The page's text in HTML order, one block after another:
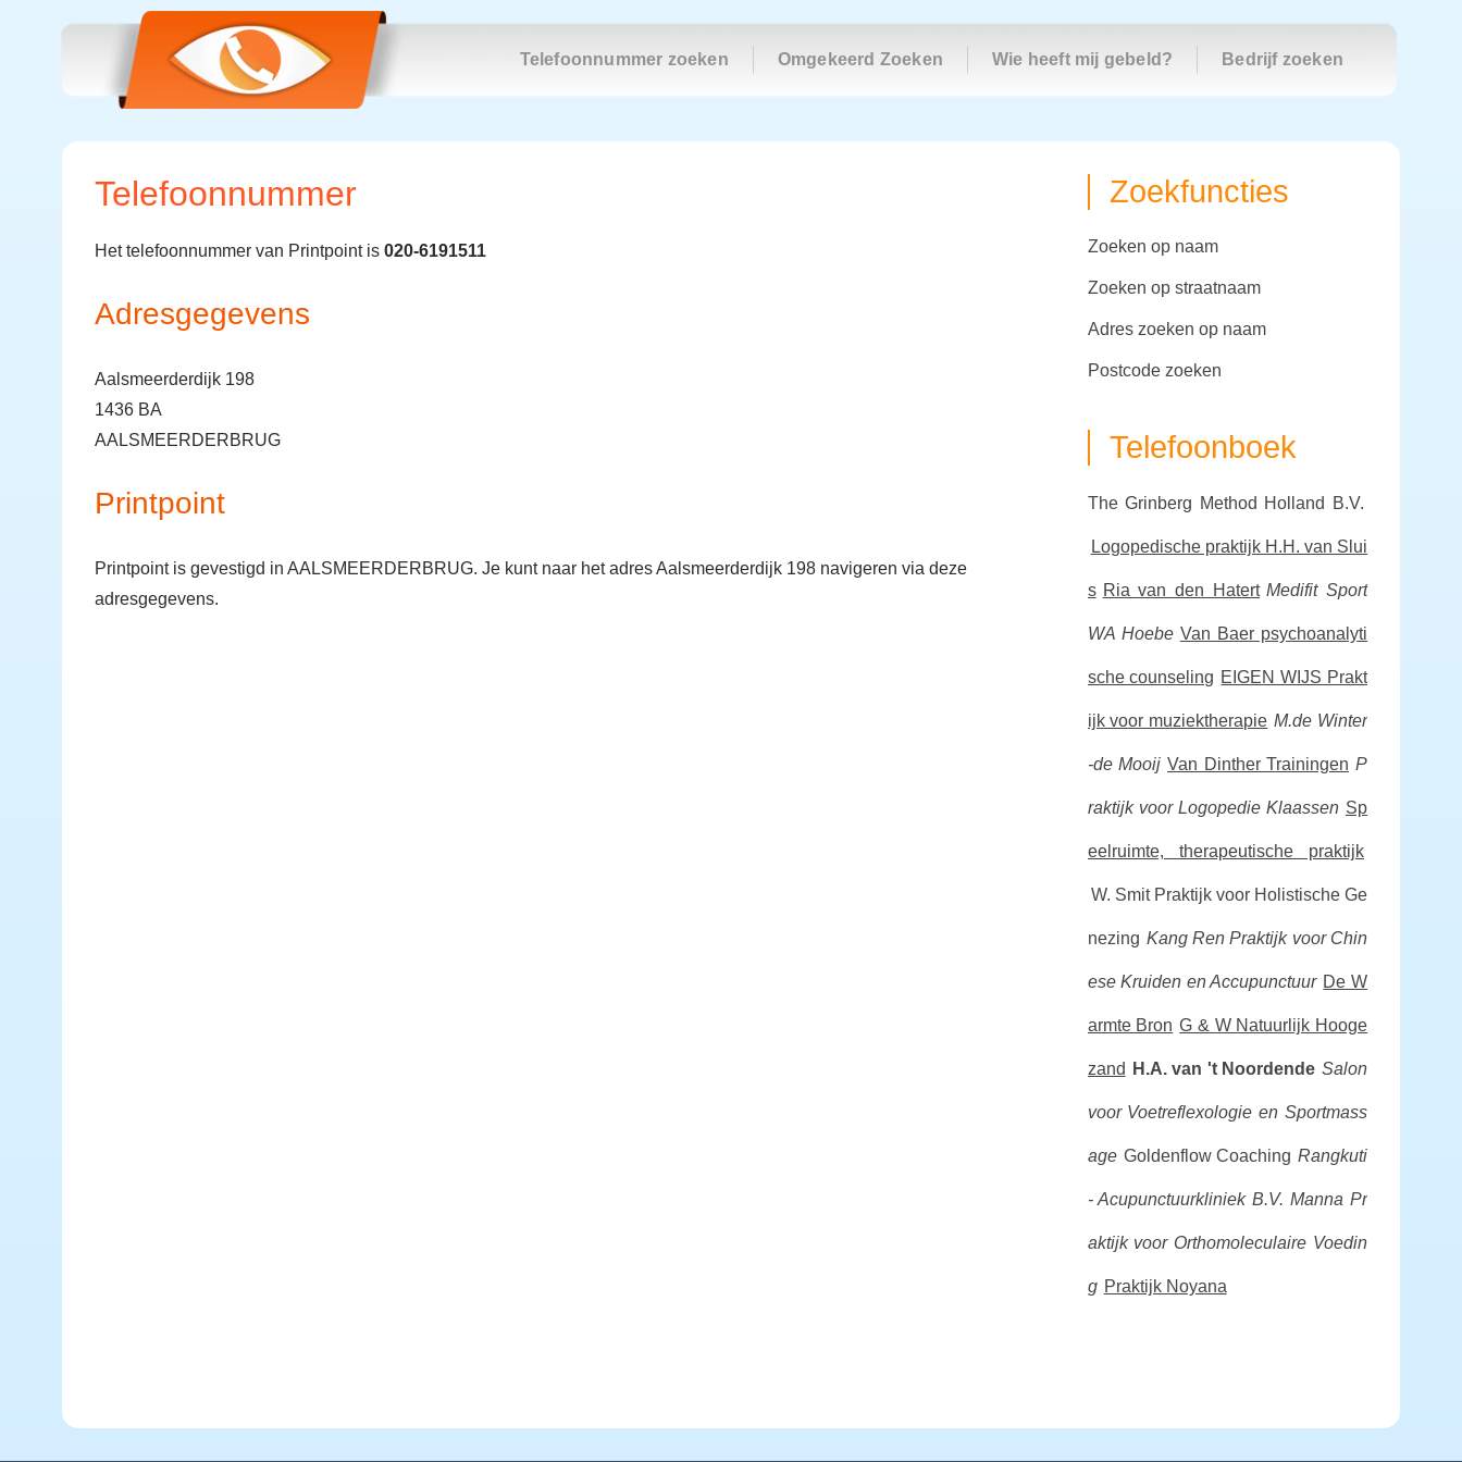
Telefoonnummer zoeken Omgekeerd Zoeken Wie heeft mij gebeld? Bedrijf zoeken
Telefoonnummer
Het telefoonnummer van Printpoint is 020-6191511
Adresgegevens
Aalsmeerderdijk 198
1436 BA
AALSMEERDERBRUG
Printpoint
Printpoint is gevestigd in AALSMEERDERBRUG. Je kunt naar het adres Aalsmeerderdijk 198 navigeren via deze
adresgegevens.
Zoekfuncties
zoeken op naam
zoeken op straatnaam
adres zoeken op naam
postcode zoeken
Telefoonboek
The Grinberg Method Holland B.V.
Logopedische praktijk H.H. van Slui
s Ria van den Hatert Medifit Sport
WA Hoebe Van Baer psychoanalyti
sche counseling EIGEN WIJS Prakt
ijk voor muziektherapie M.de Winter
-de Mooij Van Dinther Trainingen P
raktijk voor Logopedie Klaassen Sp
eelruimte, therapeutische praktijk
W. Smit Praktijk voor Holistische Ge
nezing Kang Ren Praktijk voor Chin
ese Kruiden en Accupunctuur De W
armte Bron G & W Natuurlijk Hooge
zand H.A. van 't Noordende Salon
voor Voetreflexologie en Sportmass
age Goldenflow Coaching Rangkuti
- Acupunctuurkliniek B.V. Manna Pr
aktijk voor Orthomoleculaire Voedin
g Praktijk Noyana